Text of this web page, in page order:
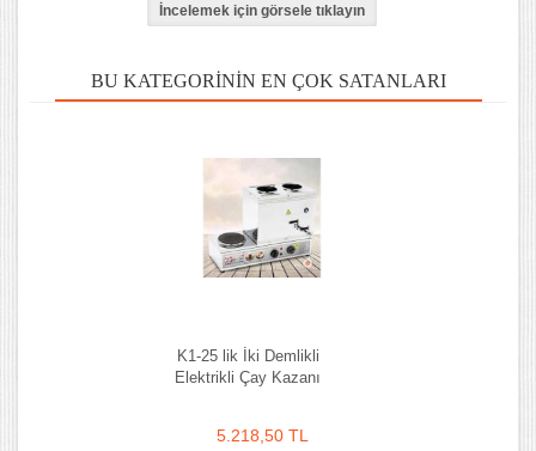
BU KATEGORININ EN ÇOK SATANLARI
K1-25 lik İki Demlikli
Elektrikli Çay Kazanı
5.218,50 TL